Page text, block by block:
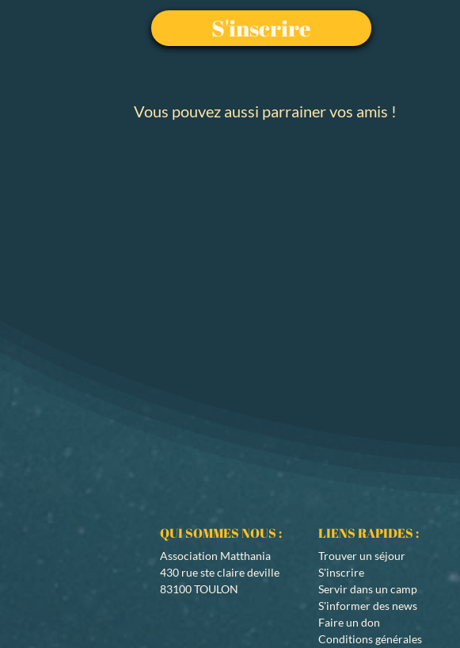
S'inscrire
Vous pouvez aussi parrainer vos amis !
QUI SOMMES NOUS :
Association Matthania
430 rue ste claire deville
83100 TOULON
LIENS RAPIDES :
Trouver un séjour
S'inscrire
Servir dans un camp
S'informer des news
Faire un don
Conditions générales